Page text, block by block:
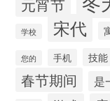
学校 宋代
您的 手机 技能
春节期间 是